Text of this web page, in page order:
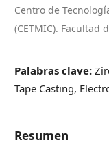
Centro de
(CETMIC). Facultad
Palabras clave:
Tape Casting,
Resumen